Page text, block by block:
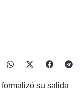
formalizó su salida